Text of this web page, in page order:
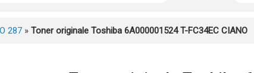
287 » Toner originale Toshiba 6A000001524 T-FC34EC CIANO